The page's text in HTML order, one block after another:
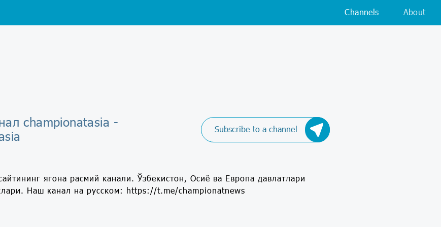
Channels About
Subscribe to a channel
championatasia -
ягона расмий канали. Ўзбекистон, Осиё ва Европа давлатлари
Наш канал на русском: https://t.me/championatnews